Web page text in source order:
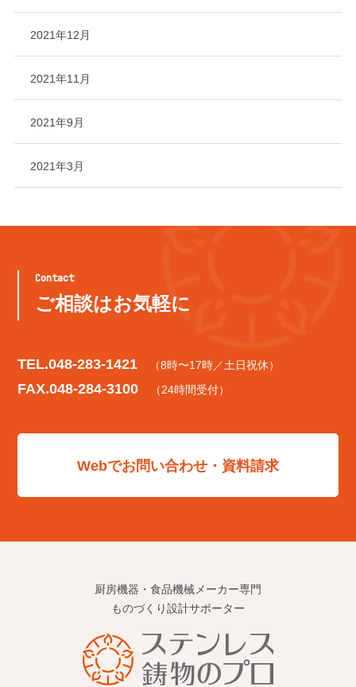
2021年12月
2021年11月
2021年9月
2021年3月
Contact
ご相談はお気軽に
TEL.048-283-1421 （8時〜17時／土日祝休）
FAX.048-284-3100 （24時間受付）
Webでお問い合わせ・資料請求
厨房機器・食品機械メーカー専門
ものづくり設計サポーター